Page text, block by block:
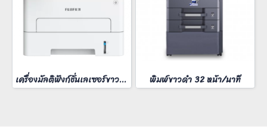
เครื่องมัลติฟังก์ชั่นเลเซอร์ขาวดำ FUJIFilm ApeosPort 3410SD พิมพ์ขาวดำ 32 หน้า/นาที